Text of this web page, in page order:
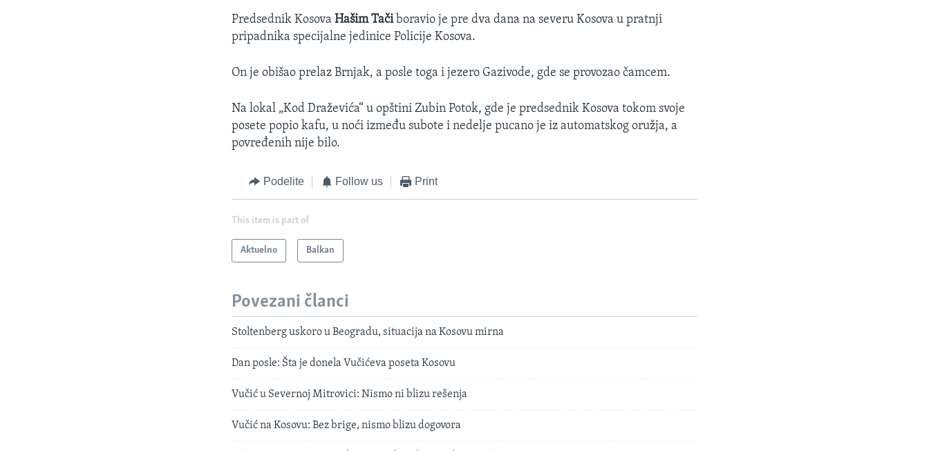
Predsednik KosovaHašim Tačiboravio je pre dva dana na severu Kosova u pratnji
pripadnika specijalne jedinice Policije Kosova.
On je obišao prelaz Brnjak, a posle toga i jezero Gazivode, gde se provozao čamcem.
Na lokal „Kod Draževića“ u opštini Zubin Potok, gde je predsednik Kosova tokom svoje
posete popio kafu, u noći između subote i nedelje pucano je iz automatskog oružja, a
povređenih nije bilo.
Podelite Follow us Print
This item is part of
Aktuelno Balkan
Povezani članci
Stoltenberg uskoro u Beogradu, situacija na Kosovu mirna
Dan posle: Šta je donela Vučićeva poseta Kosovu
Vučić u Severnoj Mitrovici: Nismo ni blizu rešenja
Vučić na Kosovu: Bez brige, nismo blizu dogovora